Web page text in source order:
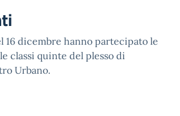
16 dicembre hanno partecipato le
classi quinte del plesso di
Urbano.